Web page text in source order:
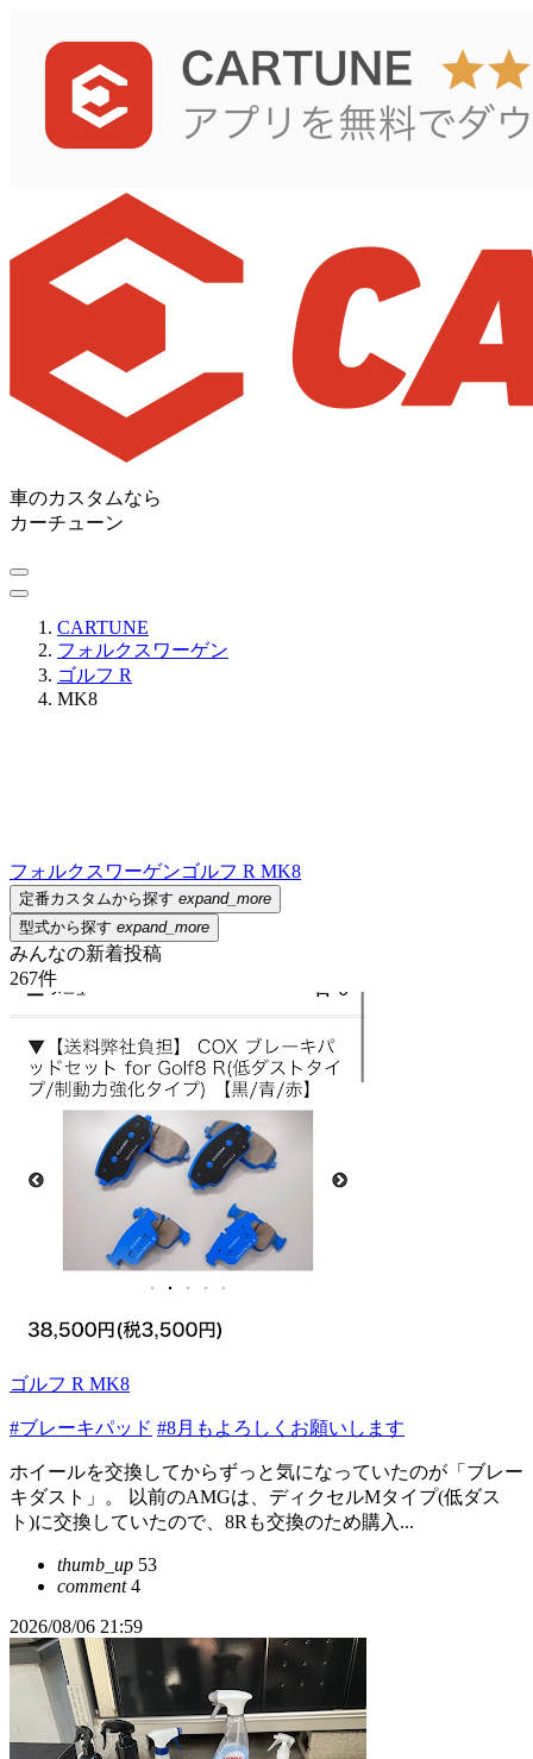
車のカスタムなら
カーチューン
CARTUNE
フォルクスワーゲン
ゴルフ R
MK8
フォルクスワーゲンゴルフ R MK8
定番カスタムから探す expand_more
型式から探す expand_more
みんなの新着投稿
267件
ゴルフ R MK8
#ブレーキパッド #8月もよろしくお願いします
ホイールを交換してからずっと気になっていたのが「ブレー
キダスト」。 以前のAMGは、ディクセルMタイプ(低ダス
ト)に交換していたので、8Rも交換のため購入...
thumb_up 53
comment4
2026/08/06 21:59